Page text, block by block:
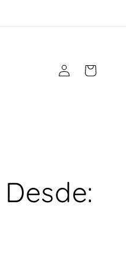
sesión
Carrito